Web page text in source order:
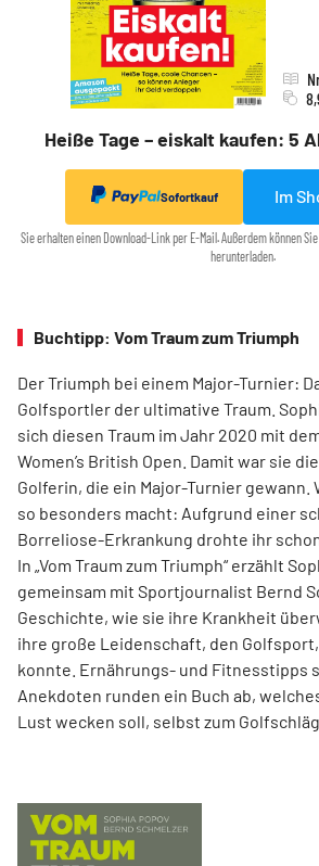
Heiße Tage – eiskalt kaufen: 5
Sofortkauf Im
Sie erhalten einen Download-Link per E-Mail. Außerdem können
herunterladen.
Buchtipp: Vom Traum zum Triumph
Der Triumph bei einem Major-Turnier:
Golfsportler der ultimative Traum.
sich diesen Traum im Jahr 2020 mit
Women’s British Open. Damit war sie
Golferin, die ein Major-Turnier gewann.
so besonders macht: Aufgrund einer
Borreliose-­Erkrankung drohte ihr
In „Vom Traum zum Triumph“ erzählt
gemeinsam mit Sport­journalist Bernd
Geschichte, wie sie ihre Krankheit
ihre große Leidenschaft, den
konnte. Ernährungs- und Fitnesstipps
Anekdoten runden ein Buch ab,
Lust wecken soll, selbst zum